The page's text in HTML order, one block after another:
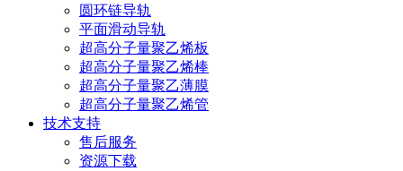
圆环链导轨
平面滑动导轨
超高分子量聚乙烯板
超高分子量聚乙烯棒
超高分子量聚乙薄膜
超高分子量聚乙烯管
技术支持
售后服务
资源下载